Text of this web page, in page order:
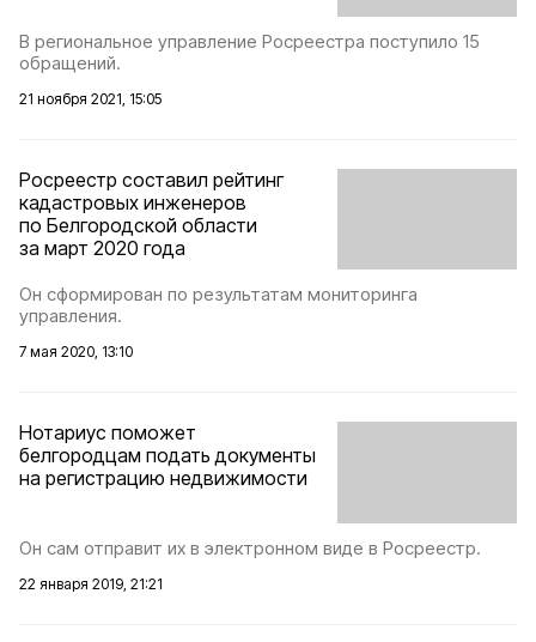
В региональное управление Росреестра поступило 15
обращений.
21 ноября 2021, 15:05
Росреестр составил рейтинг
кадастровых инженеров
по Белгородской области
за март 2020 года
Он сформирован по результатам мониторинга
управления.
7 мая 2020, 13:10
Нотариус поможет
белгородцам подать документы
на регистрацию недвижимости
Он сам отправит их в электронном виде в Росреестр.
22 января 2019, 21:21